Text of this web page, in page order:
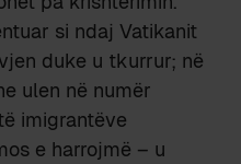
si ndaj Vatikanit
duke u tkurrur; në
ulen në numër
imigrantëve
e harrojmë – u